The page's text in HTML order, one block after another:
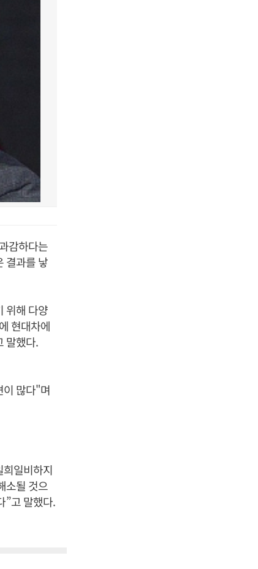
감하다는
결과를 낳
위해 다양
현대차에
말했다.
이 많다"며
일비하지
소될 것으
”고 말했다.